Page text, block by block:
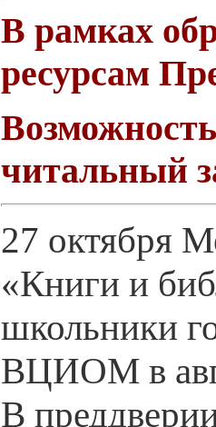
В рамках
ресурсам
читальный
27 октября
«Книги и
школьники
ВЦИОМ в
В